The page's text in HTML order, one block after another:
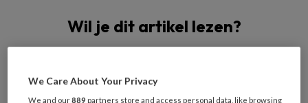
Wil je dit artikel lezen?
Maak gratis een account aan en lees 2
We Care About Your Privacy
We and our889 partners store and access personal data, like browsing